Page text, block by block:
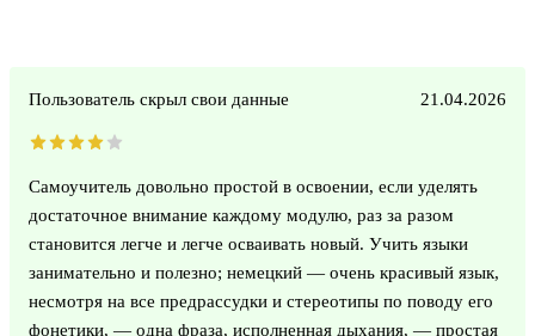
Пользователь скрыл свои данные 21.04.2026
Самоучитель довольно простой в освоении, если уделять
достаточное внимание каждому модулю, раз за разом
становится легче и легче осваивать новый. Учить языки
занимательно и полезно; немецкий — очень красивый язык,
несмотря на все предрассудки и стереотипы по поводу его
фонетики, — одна фраза, исполненная дыхания, — простая